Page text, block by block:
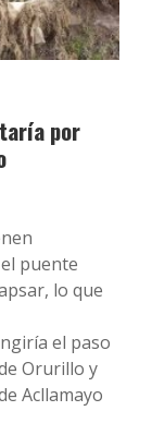
por
puente
lo que
el paso
Orurillo y
Acllamayo